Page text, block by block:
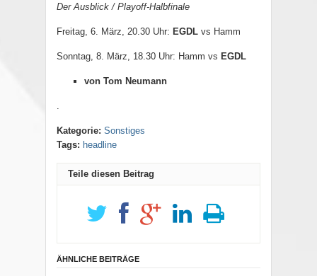
Der Ausblick / Playoff-Halbfinale
Freitag, 6. März, 20.30 Uhr: EGDL vs Hamm
Sonntag, 8. März, 18.30 Uhr: Hamm vs EGDL
von Tom Neumann
Kategorie: Sonstiges
Tags: headline
Teile diesen Beitrag
ÄHNLICHE BEITRÄGE